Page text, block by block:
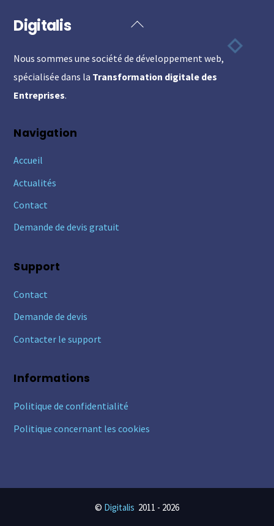
Back
Top
Digitalis
Nous sommes une société de développement web,
spécialisée dans la Transformation digitale des
Entreprises.
Navigation
Accueil
Actualités
Contact
Demande de devis gratuit
Support
Contact
Demande de devis
Contacter le support
Informations
Politique de confidentialité
Politique concernant les cookies
© Digitalis 2011 - 2026